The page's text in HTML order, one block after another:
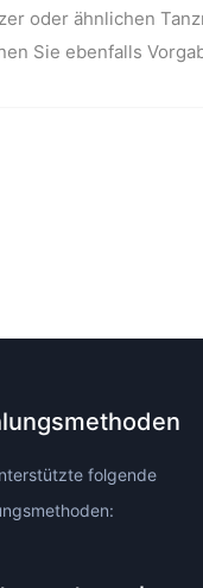
oder ähnlichen
Sie ebenfalls
folgende